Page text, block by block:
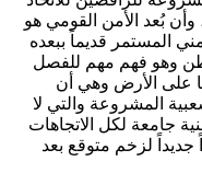
وأن بُعد الأمن القومي هو
المستمر قديماً ببعده
وهو فهم مهم للفصل
على الأرض وهي أن
المشروعة والتي لا
جامعة لكل الاتجاهات
جديداً لزخم متوقع بعد